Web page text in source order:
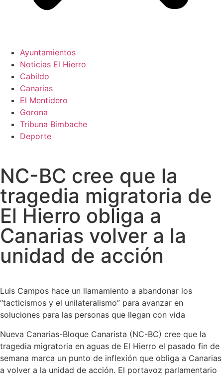
Ayuntamientos
Noticias El Hierro
Cabildo
Canarias
El Mentidero
Gorona
Tribuna Bimbache
Deporte
NC-BC cree que la
tragedia migratoria de
El Hierro obliga a
Canarias volver a la
unidad de acción
Luis Campos hace un llamamiento a abandonar los
“tacticismos y el unilateralismo” para avanzar en
soluciones para las personas que llegan con vida
Nueva Canarias-Bloque Canarista (NC-BC) cree que la
tragedia migratoria en aguas de El Hierro el pasado fin de
semana marca un punto de inflexión que obliga a Canarias
a volver a la unidad de acción. El portavoz parlamentario